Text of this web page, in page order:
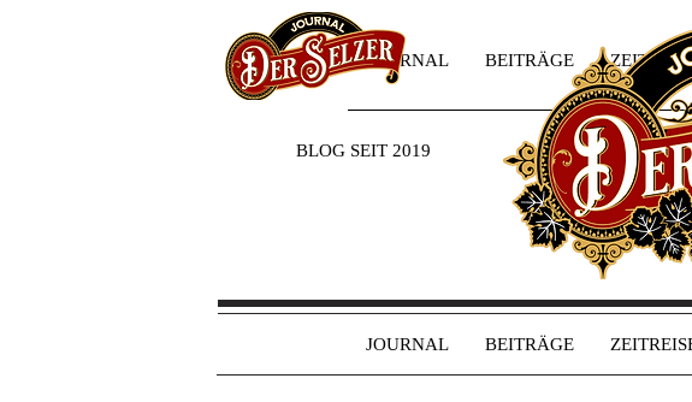
JOURNAL BEITRÄGE
JOURNAL BEITRÄGE
BLOG SEIT 2019